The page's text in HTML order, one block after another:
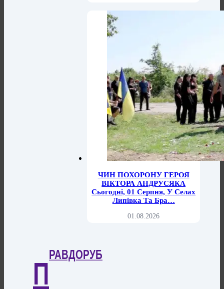
ЧИН ПОХОРОНУ ГЕРОЯ
ВІКТОРА АНДРУСЯКА
Сьогодні, 01 Серпня, У Селах
Липівка Та Бра…
01.08.2026
П
РАВДОРУБ